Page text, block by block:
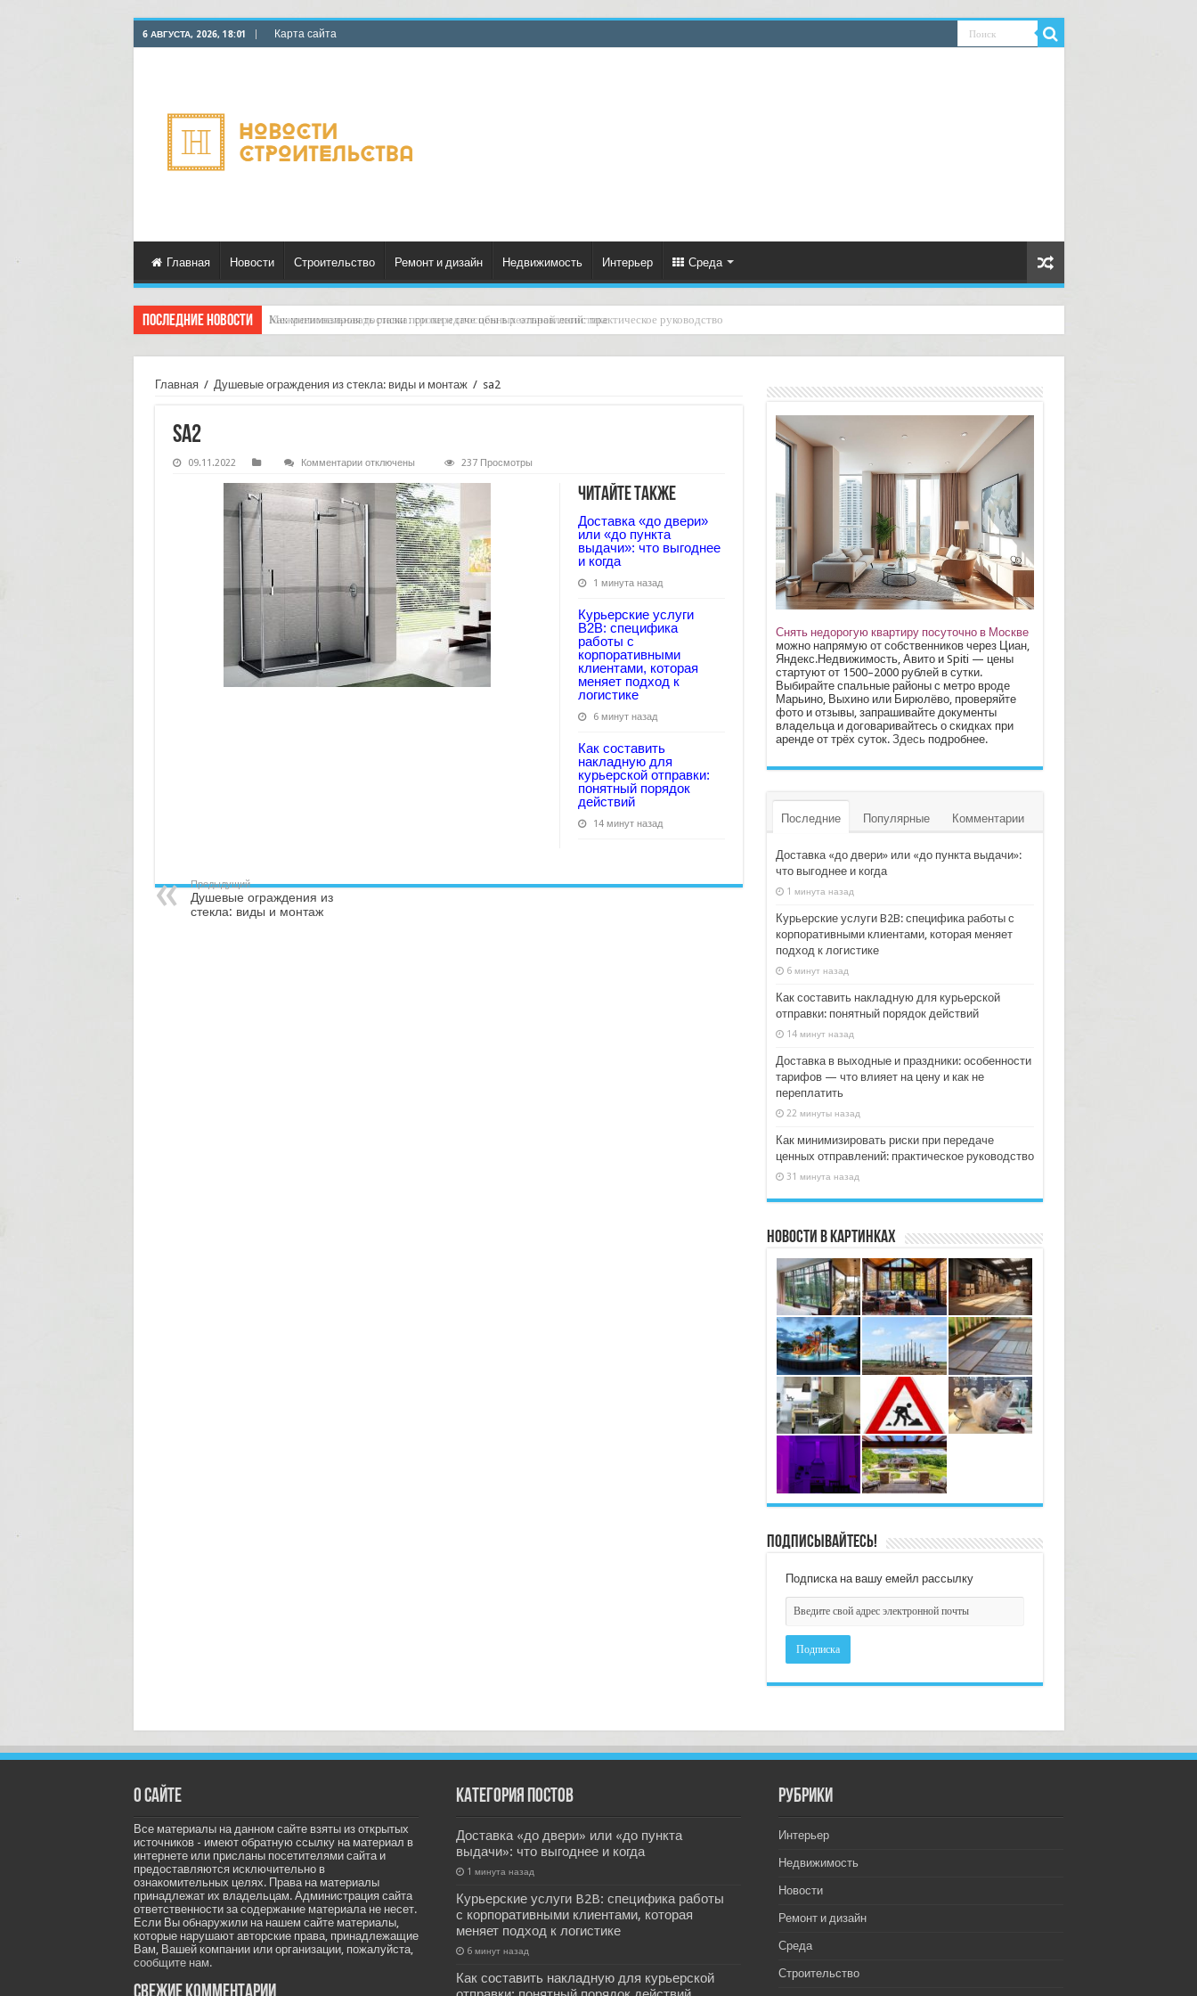
6 АВГУСТА, 2026, 18:01 Карта сайта
Главная Новости Строительство Ремонт и дизайн Недвижимость Интерьер Среда
Последние новости Межрегиональная доставка: сроки и способы в реальной логистике
Главная / Душевые ограждения из стекла: виды и монтаж / sa2
sa2
09.11.2022 Комментариик
sa2
отключены 237 Просмотры
Читайте также
Доставка «до двери»
или «до пункта
выдачи»: что выгоднее
и когда
1 минута назад
Курьерские услуги
B2B: специфика
работы с
корпоративными
клиентами, которая
меняет подход к
логистике
6 минут назад
Как составить
накладную для
курьерской отправки:
понятный порядок
действий
14 минут назад
Предыдущий
Душевые ограждения из
стекла: виды и монтаж
Снять недорогую квартиру посуточно в Москве
можно напрямую от собственников через Циан,
Яндекс.Недвижимость, Авито и Spiti — цены
стартуют от 1500–2000 рублей в сутки.
Выбирайте спальные районы с метро вроде
Марьино, Выхино или Бирюлёво, проверяйте
фото и отзывы, запрашивайте документы
владельца и договаривайтесь о скидках при
аренде от трёх суток. Здесьподробнее.
Последние Популярные Комментарии
Доставка «до двери» или «до пункта выдачи»:
что выгоднее и когда
1 минута назад
Курьерские услуги B2B: специфика работы с
корпоративными клиентами, которая меняет
подход к логистике
6 минут назад
Как составить накладную для курьерской
отправки: понятный порядок действий
14 минут назад
Доставка в выходные и праздники: особенности
тарифов — что влияет на цену и как не
переплатить
22 минуты назад
Как минимизировать риски при передаче
ценных отправлений: практическое руководство
31 минута назад
Новости в картинках
Подписывайтесь!
Подписка на вашу емейл рассылку
О сайте
Все материалы на данном сайте взяты из открытых
источников - имеют обратную ссылку на материал в
интернете или присланы посетителями сайта и
предоставляются исключительно в
ознакомительных целях. Права на материалы
принадлежат их владельцам. Администрация сайта
ответственности за содержание материала не несет.
Если Вы обнаружили на нашем сайте материалы,
которые нарушают авторские права, принадлежащие
Вам, Вашей компании или организации, пожалуйста,
сообщите нам.
Категория постов
Доставка «до двери» или «до пункта
выдачи»: что выгоднее и когда
1 минута назад
Курьерские услуги B2B: специфика работы
с корпоративными клиентами, которая
меняет подход к логистике
6 минут назад
Как составить накладную для курьерской
РУбрики
Интерьер
Недвижимость
Новости
Ремонт и дизайн
Среда
Строительство